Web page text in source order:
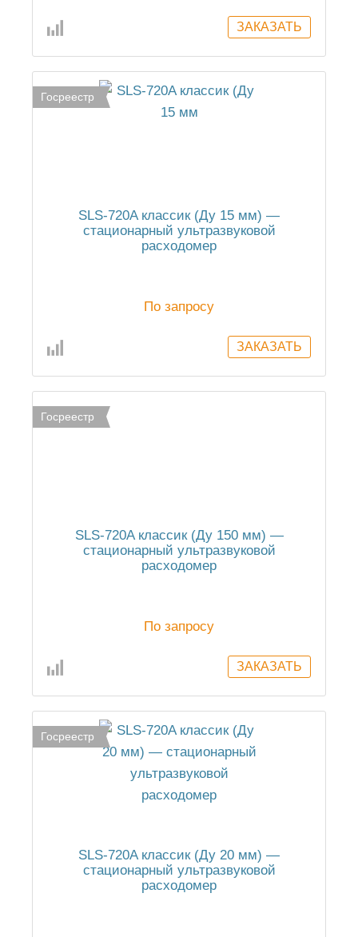
Госреестр
SLS-720A классик (Ду 15 мм) —
стационарный ультразвуковой
расходомер
По запросу
Госреестр
SLS-720A классик (Ду 150 мм) —
стационарный ультразвуковой
расходомер
По запросу
Госреестр
SLS-720A классик (Ду 20 мм) —
стационарный ультразвуковой
расходомер